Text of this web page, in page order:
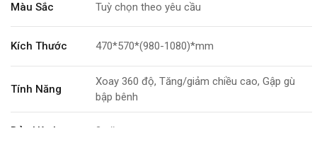
Màu Sắc Tuỳ chọn theo yêu cầu
Kích Thước 470*570*(980-1080)*mm
Tính Năng
Xoay 360 độ, Tăng/giảm chiều cao, Gập gù
bập bênh
Bảo Hành 2 năm